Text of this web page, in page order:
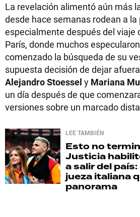
La revelación alimentó aún más
desde hace semanas rodean a la
especialmente después del viaje
París, donde muchos
comenzado la búsqueda de su
supuesta decisión de dejar
Alejandro Stoessel y Mariana
un día después de que
versiones sobre un marcado
LEE TAMBIÉN
Esto no
Justicia
a salir del
jueza italiana
panorama